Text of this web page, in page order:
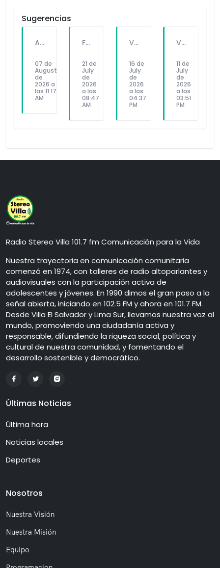
Sugerencias
A PEDIDO DEL PÚBLICO: "SEX Y DINERO" EL NUEVO SINGLE DE FATKINGBULLA
07 de
August
de
2026 a
las 11:17
AM
FALLECE FORTUNATO CHUQUITAYPE ANDRADE, “EL CHOLO”, REFERENTE DE LA SOLIDARIDAD Y LA CULTURA EN VILLA EL SALVADOR
21 de
July
de
2026
a las
08:47
AM
VILLA EL SALVADOR RECIBE A ANA CORREA PARA PRESENTAR LIBRO SOBRE MEMORIA, TEATRO Y RESISTENCIA DURANTE EL CONFLICTO ARMADO INTERNO.
16 de
July
de
2026
a las
04:37
PM
VILLA EL SALVADOR: EL ALCALDE GUIDO IÑIGO PERALTA PRIORIZÓ CONCIERTO DE SOMOS PERÚ Y NO ASISTIÓ AL DESFILE ESCOLAR CÍVICO CULTURAL 2026
11 de
July
de
2026
a las
03:51
PM
Radio Stereo Villa 101.7 fm Comunicación para la Vida
Nuestra trayectoria en comunicación comunitaria
comenzó en 1974, con talleres de radio altoparlantes y
audiovisuales con la participación activa de
adolescentes y jóvenes. En 1990 dimos el gran paso a la
señal abierta, iniciando en 102.5 FM y ahora en 101.7 FM.
Desde Villa El Salvador y Lima Sur, llevamos nuestra voz al
mundo, promoviendo una ciudadanía activa y
responsable, difundiendo la riqueza social, política y
cultural de nuestra comunidad, y fomentando el
desarrollo sostenible y democrático.
Últimas Noticias
Última hora
Noticias locales
Deportes
Nosotros
Nuestra Visión
Nuestra Misión
Equipo